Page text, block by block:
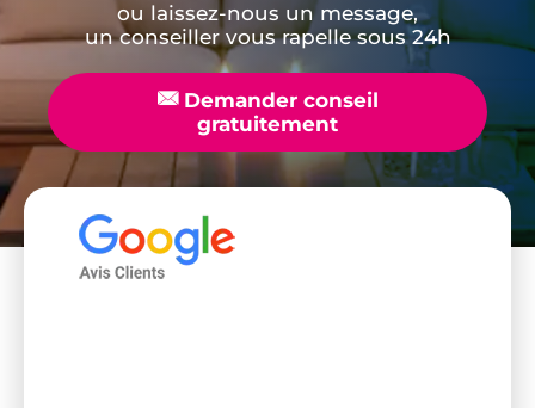
ou laissez-nous un message,
un conseiller vous rapelle sous 24h
📧Demander conseil
gratuitement